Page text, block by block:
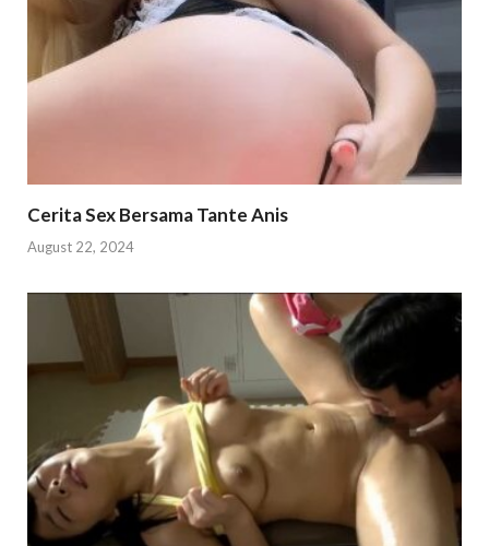
Cerita Sex Bersama Tante Anis
August 22, 2024